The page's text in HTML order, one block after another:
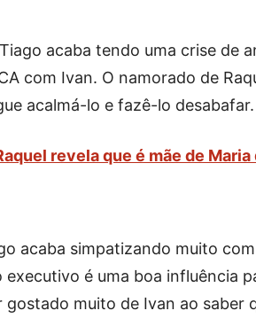
acaba tendo uma crise de
com Ivan. O namorado de
acalmá-lo e fazê-lo desabafar.
revela que é mãe de Maria
acaba simpatizando muito
executivo é uma boa influência
muito de Ivan ao saber